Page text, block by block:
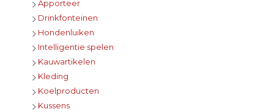
Apporteer
Drinkfonteinen
Hondenluiken
Intelligentie spelen
Kauwartikelen
Kleding
Koelproducten
Kussens